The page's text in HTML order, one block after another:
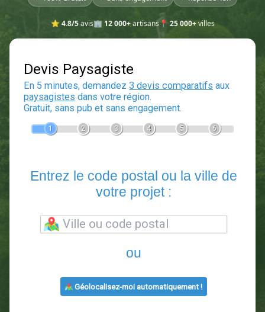
⭐ 4.8/5avis🏢 12 000+artisans📍 25 000+villes
Devis Paysagiste
En 5 minutes, demandez3 devis comparatifs
votre projet :